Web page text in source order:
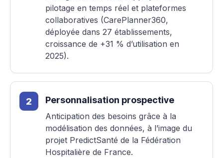
pilotage en temps réel et plateformes
collaboratives (CarePlanner360,
déployée dans 27 établissements,
croissance de +31 % d’utilisation en
2025).
Personnalisation prospective
Anticipation des besoins grâce à la
modélisation des données, à l’image du
projet PredictSanté de la Fédération
Hospitalière de France.